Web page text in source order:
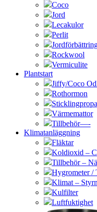
Coco
Jord
Lecakulor
Perlit
Rockwool
Vermiculite
Plantstart
Jiffy/Coco
Rothormon
Värmemattor
Tillbehör—-
Klimatanläggning
Fläktar
Koldioxid –
Tillbehör –
Hygrometer /
Klimat –
Kulfilter
Luftfuktighet